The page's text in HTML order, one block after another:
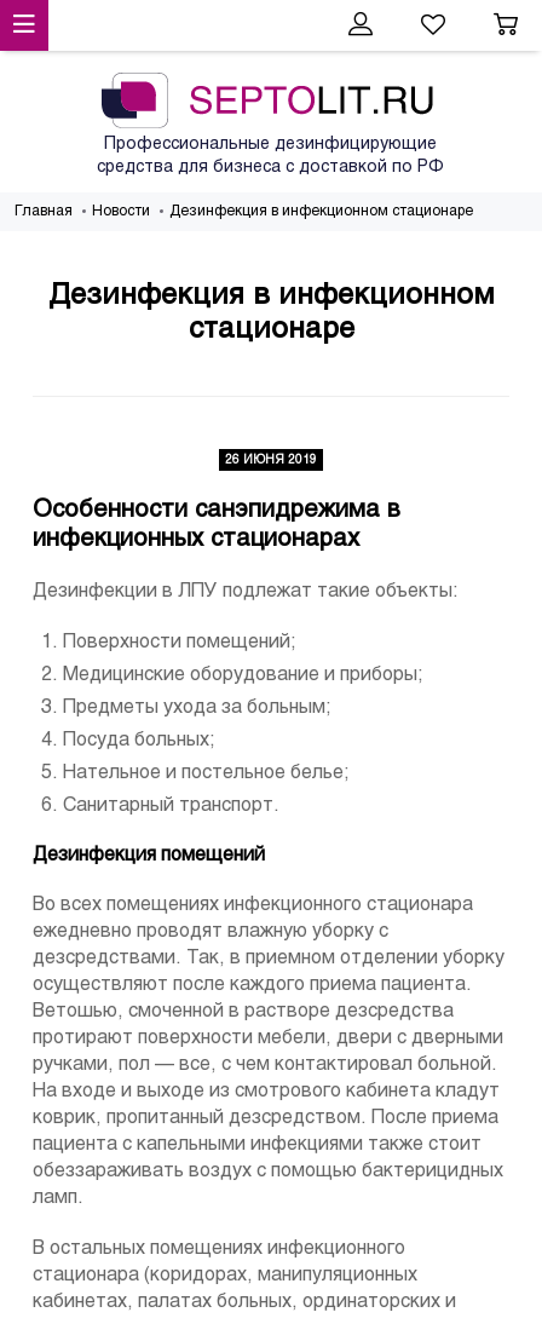
Профессиональные дезинфицирующие
средства для бизнеса с доставкой по РФ
Главная Новости Дезинфекция в инфекционном стационаре
Дезинфекция в инфекционном
стационаре
26 ИЮНЯ 2019
Особенности санэпидрежима в
инфекционных стационарах
Дезинфекции в ЛПУ подлежат такие объекты:
Поверхности помещений;
Медицинские оборудование и приборы;
Предметы ухода за больным;
Посуда больных;
Нательное и постельное белье;
Санитарный транспорт.
Дезинфекция помещений
Во всех помещениях инфекционного стационара
ежедневно проводят влажную уборку с
дезсредствами. Так, в приемном отделении уборку
осуществляют после каждого приема пациента.
Ветошью, смоченной в растворе дезсредства
протирают поверхности мебели, двери с дверными
ручками, пол — все, с чем контактировал больной.
На входе и выходе из смотрового кабинета кладут
коврик, пропитанный дезсредством. После приема
пациента с капельными инфекциями также стоит
обеззараживать воздух с помощью бактерицидных
ламп.
В остальных помещениях инфекционного
стационара (коридорах, манипуляционных
кабинетах, палатах больных, ординаторских и